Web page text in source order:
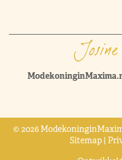
© 2026
Sitemap |